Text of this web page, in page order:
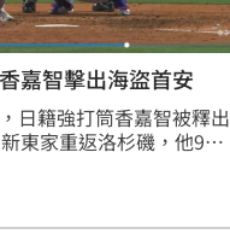
嘉智擊出海盜首安
日籍強打筒香嘉智被釋出
東家重返洛杉磯，他9局
惜海盜後續攻勢中斷，